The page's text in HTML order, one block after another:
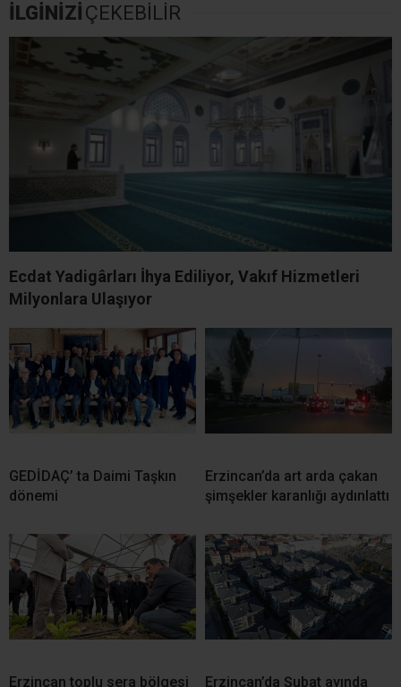
İLGİNİZİ ÇEKEBİLİR
Ecdat Yadigârları İhya Ediliyor, Vakıf Hizmetleri
Milyonlara Ulaşıyor
GEDİDAÇ’ ta Daimi Taşkın
dönemi
Erzincan’da art arda çakan
şimşekler karanlığı aydınlattı
Erzincan toplu sera bölgesi Erzincan’da Şubat ayında